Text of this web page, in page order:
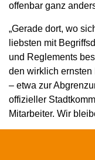
offenbar ganz
„Gerade dort, wo
liebsten mit
und Reglements
den wirklich
– etwa zur
offizieller
Mitarbeiter. Wir